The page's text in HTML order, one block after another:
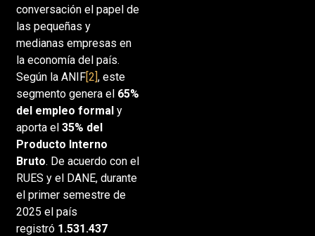
conversación el papel de
las pequeñas y
medianas empresas en
la economía del país.
Según la ANIF[2], este
segmento genera el 65%
del empleo formaly
aporta el 35% del
Producto Interno
Bruto. De acuerdo con el
RUES y el DANE, durante
el primer semestre de
2025 el país
registró 1.531.437